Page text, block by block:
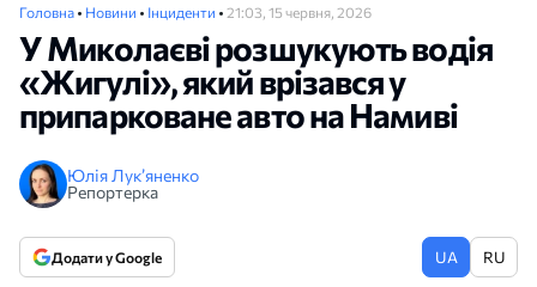
Головна • Новини • Інциденти • 21:03, 15 червня, 2026
У Миколаєві розшукують водія
«Жигулі», який врізався у
припарковане авто на Намиві
Юлія Лук’яненко
Репортерка
Додати у Google UA RU